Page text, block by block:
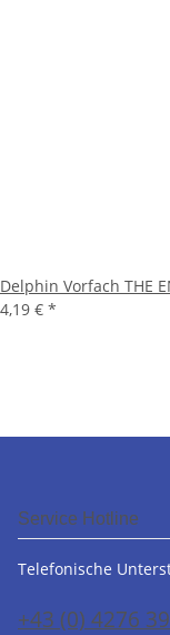
Delphin Vorfach THE
4,19 € *
Service Hotline
Telefonische
+43 (0) 4276